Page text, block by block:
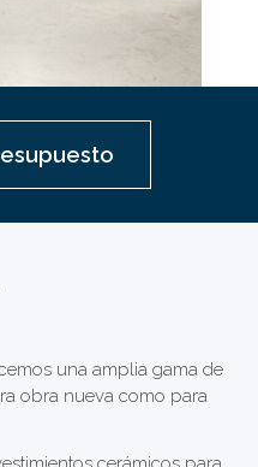
una amplia gama de
obra nueva como para